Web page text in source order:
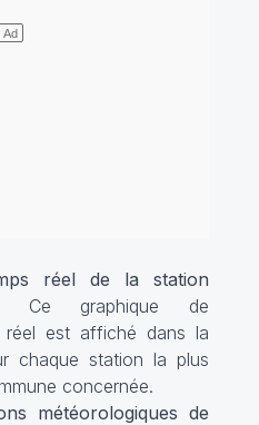
réel de la station
Ce graphique de
réel est affiché dans la
chaque station la plus
concernée.
météorologiques de